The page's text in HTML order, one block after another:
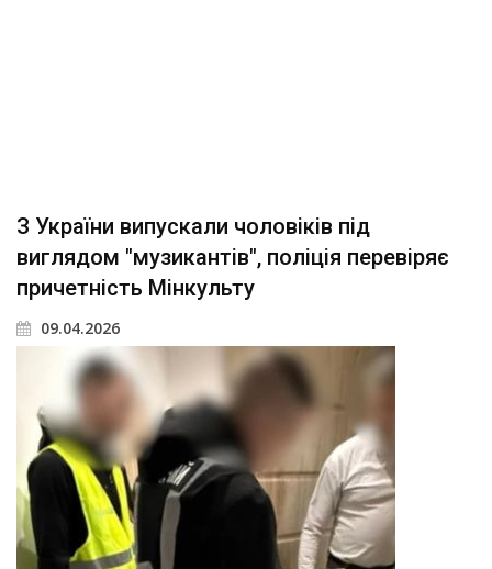
З України випускали чоловіків під
виглядом "музикантів", поліція перевіряє
причетність Мінкульту
09.04.2026